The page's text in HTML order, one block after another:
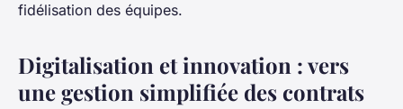
fidélisation des équipes.
Digitalisation et innovation : vers
une gestion simplifiée des contrats